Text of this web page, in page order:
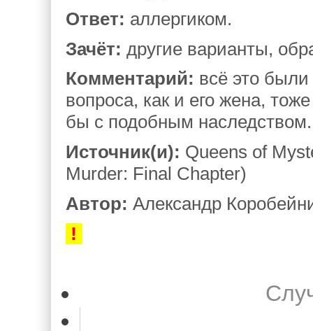
Ответ: аллергиком.
Зачёт: другие варианты,
Комментарий: всё это
вопроса, как и его жена,
бы с подобным наследством.
Источник(и): Queens of
Murder: Final Chapter)
Автор: Александр
!